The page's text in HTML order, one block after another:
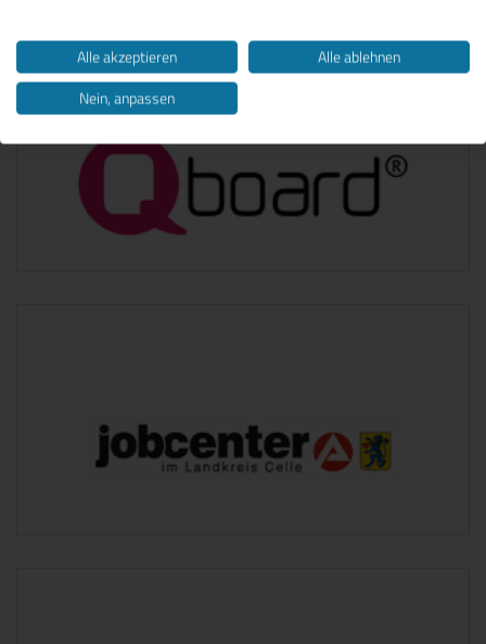
Alle akzeptieren
Alle ablehnen
Nein, anpassen